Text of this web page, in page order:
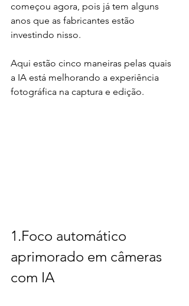
começou agora, pois já tem alguns
anos que as fabricantes estão
investindo nisso.
Aqui estão cinco maneiras pelas quais
a IA está melhorando a experiência
fotográfica na captura e edição.
1.Foco automático
aprimorado em câmeras
com IA